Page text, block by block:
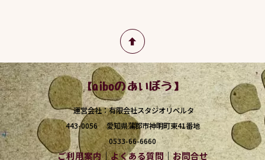
【aiboのあいぼう】
運営会社：有限会社スタジオリベルタ
443-0056 愛知県蒲郡市神明町東41番地
0533-66-6660
ご利用案内｜よくある質問｜お問合せ